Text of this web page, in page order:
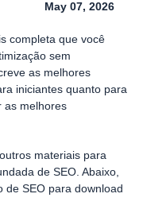
May 07, 2026
completa que você
sem
as melhores
iniciantes quanto para
as melhores
materiais para
de SEO. Abaixo,
de SEO para download